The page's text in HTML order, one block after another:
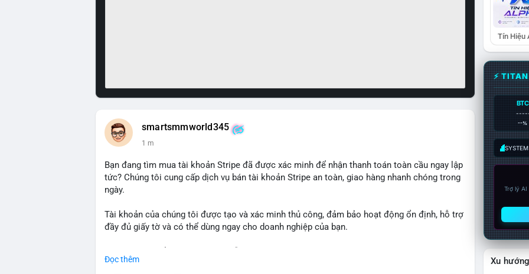
smartsmmworld345
1 m
Bạn đang tìm mua tài khoản Stripe đã được xác minh để nhận thanh toán toàn cầu ngay lập
tức? Chúng tôi cung cấp dịch vụ bán tài khoản Stripe an toàn, giao hàng nhanh chóng trong
ngày.
Tài khoản của chúng tôi được tạo và xác minh thủ công, đảm bảo hoạt động ổn định, hỗ trợ
đầy đủ giấy tờ và có thể dùng ngay cho doanh nghiệp của bạn.
Telegram: @SmartSMMworld
Đọc thêm
Tín Hiệu
⚡
BTC
--%
Trợ lý
Xu